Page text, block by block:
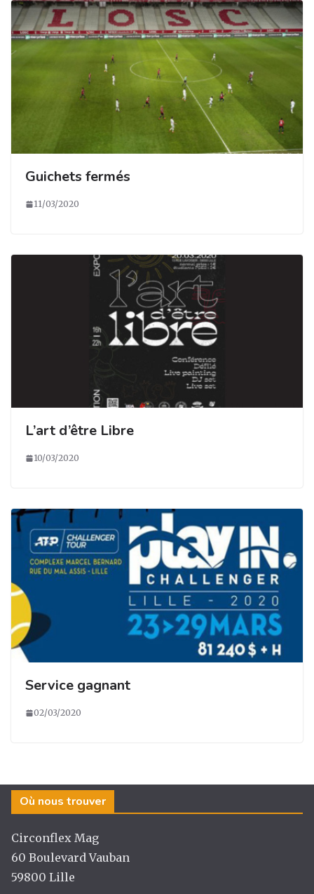
Guichets fermés
11/03/2020
L’art d’être Libre
10/03/2020
Service gagnant
02/03/2020
Où nous trouver
Circonflex Mag
60 Boulevard Vauban
59800 Lille